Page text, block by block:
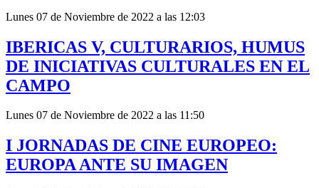
Lunes 07 de Noviembre de 2022 a las 12:03
IBERICAS V, CULTURARIOS, HUMUS
DE INICIATIVAS CULTURALES EN EL
CAMPO
Lunes 07 de Noviembre de 2022 a las 11:50
I JORNADAS DE CINE EUROPEO:
EUROPA ANTE SU IMAGEN